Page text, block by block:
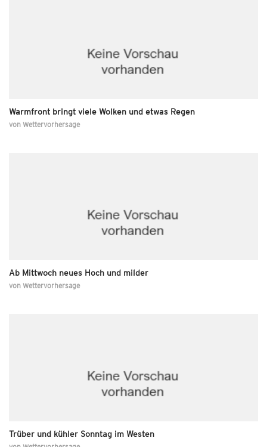
Warmfront bringt viele Wolken und etwas Regen
von Wettervorhersage
Ab Mittwoch neues Hoch und milder
von Wettervorhersage
Trüber und kühler Sonntag im Westen